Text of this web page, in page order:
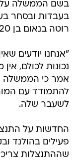
רוטה בנאום בן 20 דקות בארכיון הלאומי.
"אנחנו יודעים
אמר כי הממשלה
להתמודד עם
לשעבר שלה.
החדשות על
ציון 160